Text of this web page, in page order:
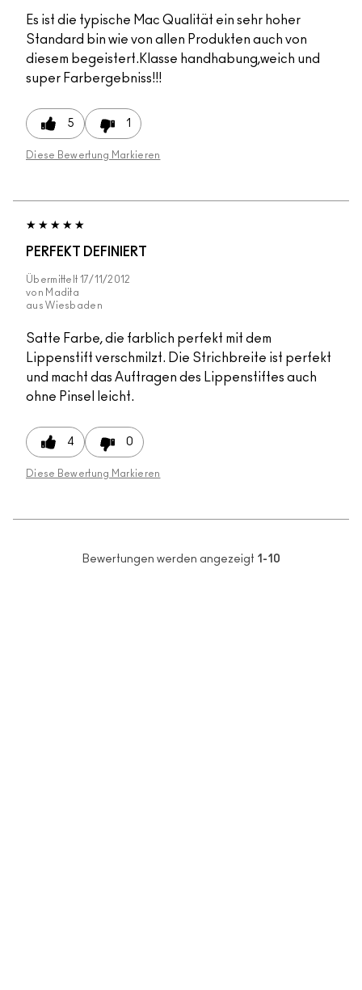
Es ist die typische Mac Qualität ein sehr hoher
Standard bin wie von allen Produkten auch von
diesem begeistert.Klasse handhabung,weich und
super Farbergebniss!!!
5 1
Diese Bewertung Markieren
PERFEKT DEFINIERT
Übermittelt 17/11/2012
von Madita
aus Wiesbaden
Satte Farbe, die farblich perfekt mit dem
Lippenstift verschmilzt. Die Strichbreite ist perfekt
und macht das Auftragen des Lippenstiftes auch
ohne Pinsel leicht.
4 0
Diese Bewertung Markieren
Bewertungen werden angezeigt 1-10